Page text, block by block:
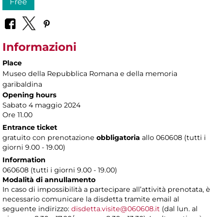
Informazioni
Place
Museo della Repubblica Romana e della memoria
garibaldina
Opening hours
Sabato 4 maggio 2024
Ore 11.00
Entrance ticket
gratuito con prenotazione obbligatoria allo 060608 (tutti i
giorni 9.00 - 19.00)
Information
060608 (tutti i giorni 9.00 - 19.00)
Modalità di annullamento
In caso di impossibilità a partecipare all’attività prenotata, è
necessario comunicare la disdetta tramite email al
seguente indirizzo: disdetta.visite@060608.it (dal lun. al